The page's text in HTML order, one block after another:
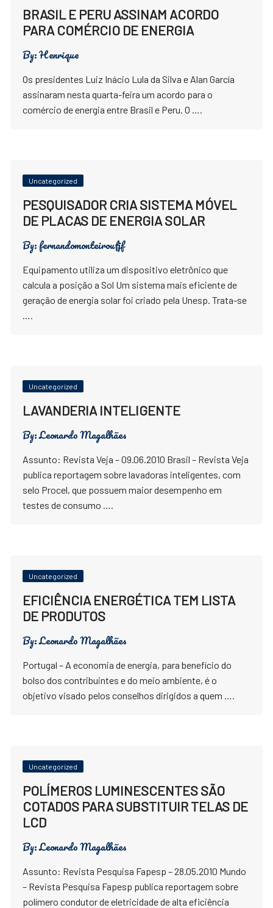
BRASIL E PERU ASSINAM ACORDO
PARA COMÉRCIO DE ENERGIA
By:Henrique
Os presidentes Luiz Inácio Lula da Silva e Alan García
assinaram nesta quarta-feira um acordo para o
comércio de energia entre Brasil e Peru. O ….
Uncategorized
PESQUISADOR CRIA SISTEMA MÓVEL
DE PLACAS DE ENERGIA SOLAR
By:fernandomonteiroufjf
Equipamento utiliza um dispositivo eletrônico que
calcula a posição a Sol Um sistema mais eficiente de
geração de energia solar foi criado pela Unesp. Trata-se
….
Uncategorized
LAVANDERIA INTELIGENTE
By:Leonardo Magalhães
Assunto: Revista Veja – 09.06.2010 Brasil – Revista Veja
publica reportagem sobre lavadoras inteligentes, com
selo Procel, que possuem maior desempenho em
testes de consumo ….
Uncategorized
EFICIÊNCIA ENERGÉTICA TEM LISTA
DE PRODUTOS
By:Leonardo Magalhães
Portugal – A economia de energia, para benefício do
bolso dos contribuintes e do meio ambiente, é o
objetivo visado pelos conselhos dirigidos a quem ….
Uncategorized
POLÍMEROS LUMINESCENTES SÃO
COTADOS PARA SUBSTITUIR TELAS DE
LCD
By:Leonardo Magalhães
Assunto: Revista Pesquisa Fapesp – 28.05.2010 Mundo
– Revista Pesquisa Fapesp publica reportagem sobre
polímero condutor de eletricidade de alta eficiência